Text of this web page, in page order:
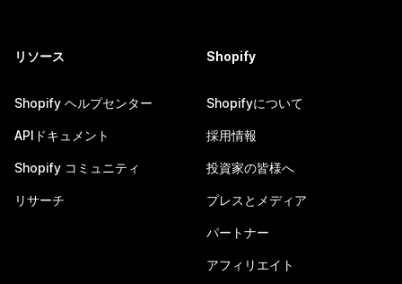
リソース
Shopify ヘルプセンター
APIドキュメント
Shopify コミュニティ
リサーチ
Shopify
Shopifyについて
採用情報
投資家の皆様へ
プレスとメディア
パートナー
アフィリエイト